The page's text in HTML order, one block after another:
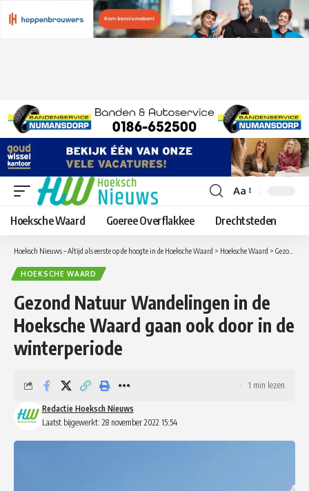
Lettergrootte
aanpassen
Aa
Hoeksche Waard Goeree Overflakkee Drechtsteden
Hoeksch Nieuws – Altijd als eerste op de hoogte in de Hoeksche Waard > Hoeksche Waard > Gezond Natuur Wandelingen in de Hoeksche Waard gaan ook door in de winterperiode
HOEKSCHE WAARD
Gezond Natuur Wandelingen in de
Hoeksche Waard gaan ook door in de
winterperiode
Laatst bijgewerkt: 28 november 2022 15:54
Redactie Hoeksch Nieuws
1 min lezen